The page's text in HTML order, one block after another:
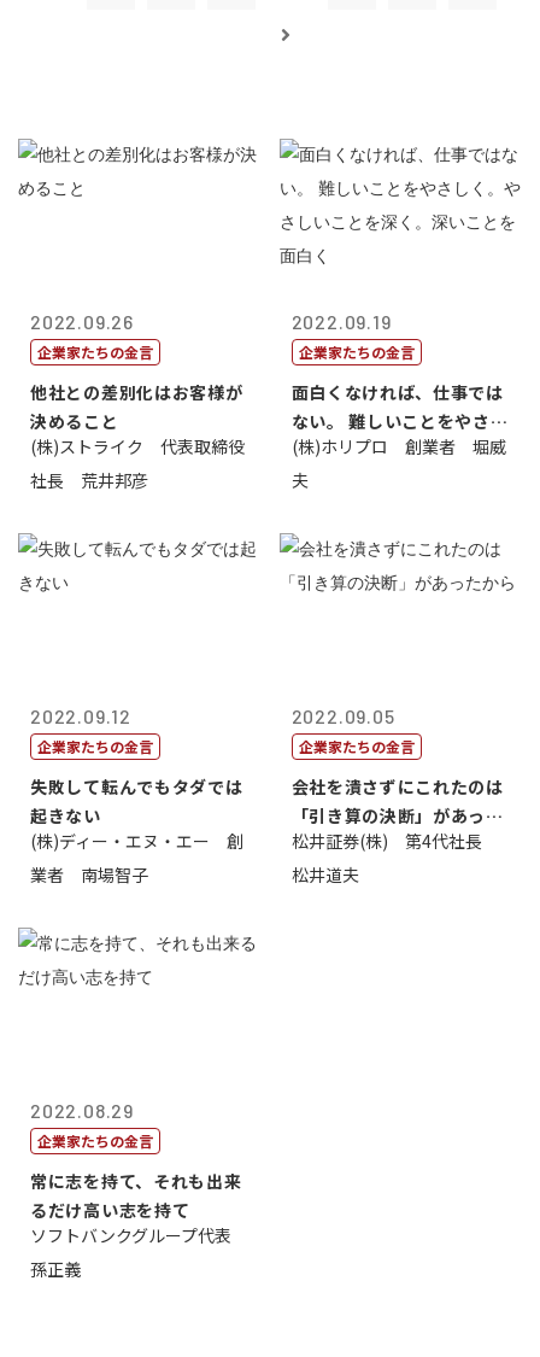
2022.09.26
企業家たちの金言
他社との差別化はお客様が
決めること
(株)ストライク 代表取締役
社長 荒井邦彦
2022.09.19
企業家たちの金言
面白くなければ、仕事では
ない。 難しいことをやさし
く。やさし...
(株)ホリプロ 創業者 堀威
夫
2022.09.12
企業家たちの金言
失敗して転んでもタダでは
起きない
(株)ディー・エヌ・エー 創
業者 南場智子
2022.09.05
企業家たちの金言
会社を潰さずにこれたのは
「引き算の決断」があった
から
松井証券(株) 第4代社長
松井道夫
2022.08.29
企業家たちの金言
常に志を持て、それも出来
るだけ高い志を持て
ソフトバンクグループ代表
孫正義